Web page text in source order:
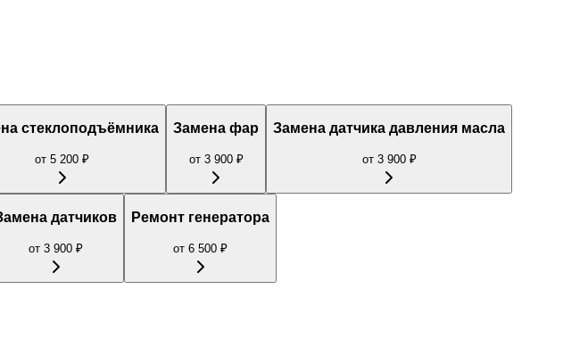
стеклоподъёмника
от 5 200 ₽
Замена фар
от 3 900₽
Замена датчика давления масла
от 3 900₽
датчиков
от 3 900 ₽
Ремонт генератора
от 6 500 ₽